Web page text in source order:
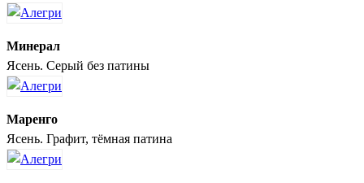
Минерал
Ясень. Серый без патины
Маренго
Ясень. Графит, тёмная патина